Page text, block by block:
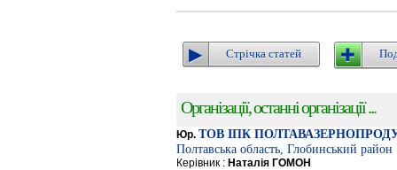
Стрічка статей
Організації, останні організації ...
Юр. ТОВ ІПК
Полтавська область, Глобинський район
Керівник : Наталія ГОМОН